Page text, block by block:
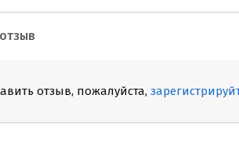
отзыв, пожалуйста,